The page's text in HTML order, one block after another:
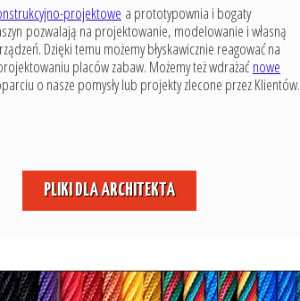
PLIKI DLA ARCHITEKTA
projektowe a prototypownia i bogaty
pozwalają na projektowanie, modelowanie i własną
Dzięki temu możemy błyskawicznie reagować na
placów zabaw. Możemy też wdrażaćnowe
o nasze pomysły lub projekty zlecone przez Klientów.